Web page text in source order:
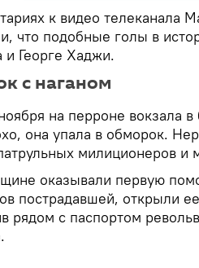
к видео телеканала
что подобные голы в
и Георге Хаджи.
с наганом
на перроне вокзала
она упала в обморок.
милиционеров и
оказывали первую
пострадавшей, открыли
рядом с паспортом